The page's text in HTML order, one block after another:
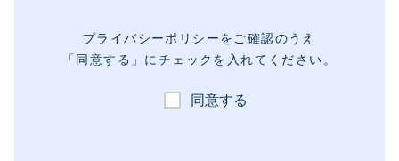
プライバシーポリシーをご確認のうえ
「同意する」にチェックを入れてください。
同意する